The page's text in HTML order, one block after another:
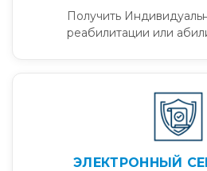
Получить
реабилитации или
ЭЛЕКТРОННЫЙ